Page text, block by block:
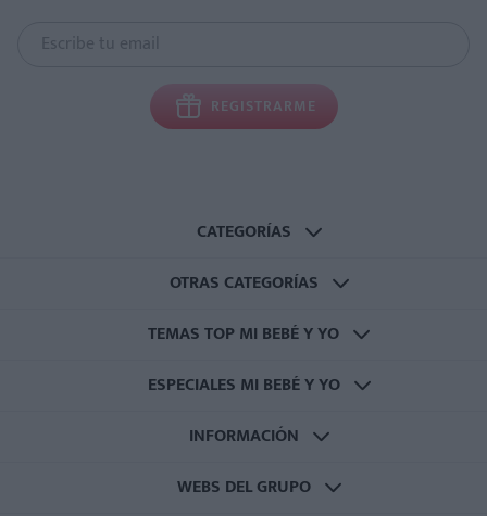
REGISTRARME
CATEGORÍAS
OTRAS CATEGORÍAS
TEMAS TOP MI BEBÉ Y YO
ESPECIALES MI BEBÉ Y YO
INFORMACIÓN
WEBS DEL GRUPO